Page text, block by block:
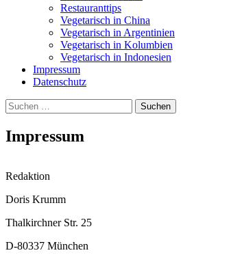
Restauranttips
Vegetarisch in China
Vegetarisch in Argentinien
Vegetarisch in Kolumbien
Vegetarisch in Indonesien
Impressum
Datenschutz
Suchen
nach:
Impressum
Redaktion
Doris Krumm
Thalkirchner Str. 25
D-80337 München